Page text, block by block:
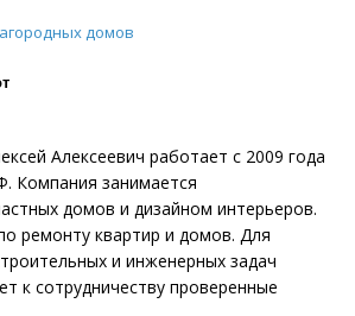
домов
Алексеевич работает с 2009 года
Компания занимается
домов и дизайном интерьеров.
ремонту квартир и домов. Для
и инженерных задач
к сотрудничеству проверенные